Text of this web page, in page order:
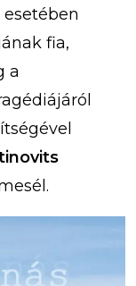
esetében
fia,
a